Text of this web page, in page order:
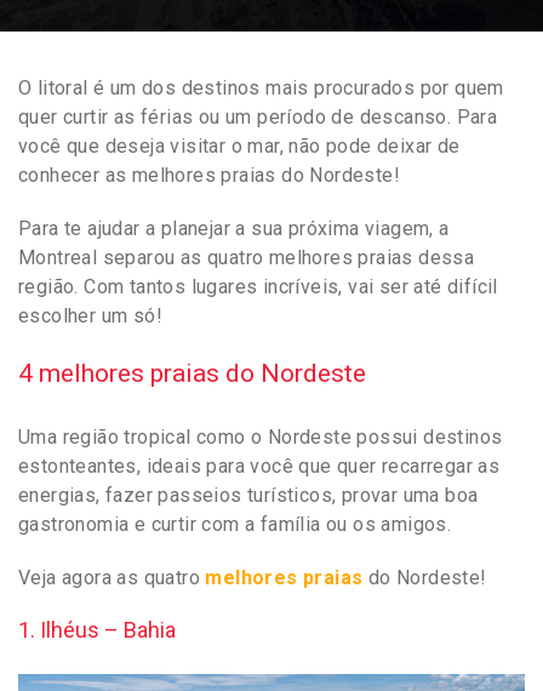
O litoral é um dos destinos mais procurados por quem
quer curtir as férias ou um período de descanso. Para
você que deseja visitar o mar, não pode deixar de
conhecer as melhores praias do Nordeste!
Para te ajudar a planejar a sua próxima viagem, a
Montreal separou as quatro melhores praias dessa
região. Com tantos lugares incríveis, vai ser até difícil
escolher um só!
4 melhores praias do Nordeste
Uma região tropical como o Nordeste possui destinos
estonteantes, ideais para você que quer recarregar as
energias, fazer passeios turísticos, provar uma boa
gastronomia e curtir com a família ou os amigos.
Veja agora as quatro melhores praias do Nordeste!
1. Ilhéus – Bahia